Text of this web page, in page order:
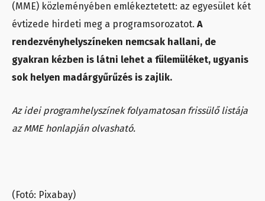
(MME) közleményében emlékeztetett: az egyesület két
évtizede hirdeti meg a programsorozatot. A
rendezvényhelyszíneken nemcsak hallani, de
gyakran kézben is látni lehet a fülemüléket, ugyanis
sok helyen madárgyűrűzés is zajlik.
Az idei programhelyszínek folyamatosan frissülő listája
az MME honlapján olvasható.
(Fotó: Pixabay)